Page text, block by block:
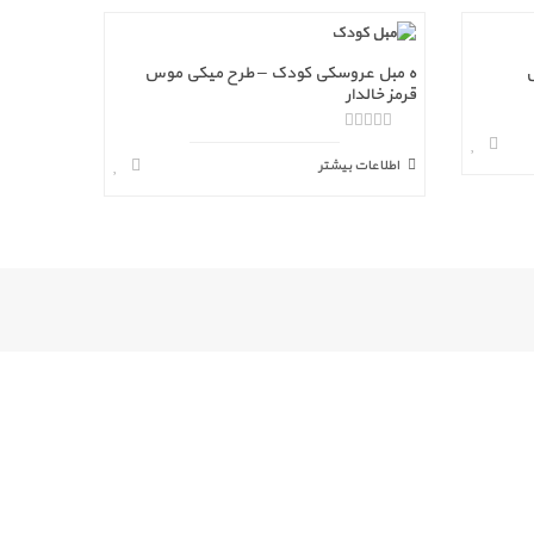
ه مبل عروسکی کودک – طرح میکی موس
قرمز خالدار
ز
5
اطلاعات بیشتر